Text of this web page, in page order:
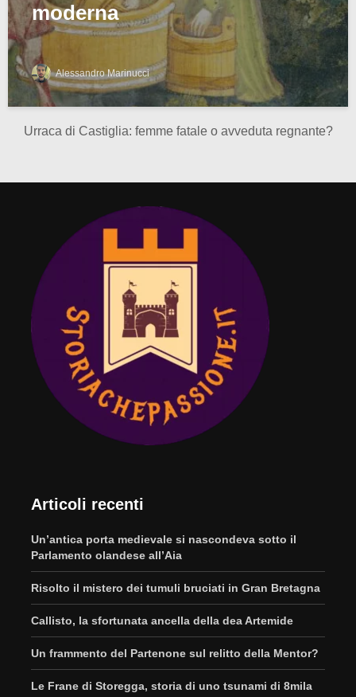
moderna
Alessandro Marinucci
Urraca di Castiglia: femme fatale o avveduta regnante?
Articoli recenti
Un’antica porta medievale si nascondeva sotto il
Parlamento olandese all’Aia
Risolto il mistero dei tumuli bruciati in Gran Bretagna
Callisto, la sfortunata ancella della dea Artemide
Un frammento del Partenone sul relitto della Mentor?
Le Frane di Storegga, storia di uno tsunami di 8mila